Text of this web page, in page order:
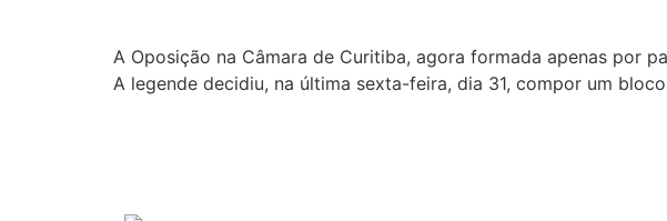
A Oposição na Câmara de Curitiba, agora formada apenas por
A legende decidiu, na última sexta-feira, dia 31, compor um